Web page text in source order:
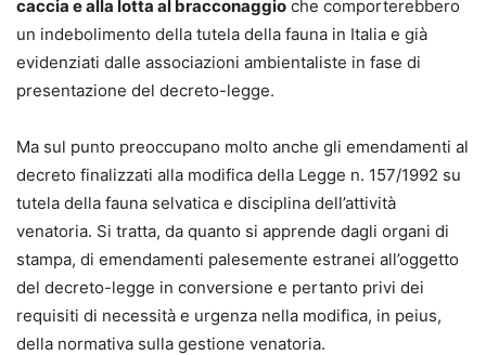
caccia e alla lotta al bracconaggio che comporterebbero
un indebolimento della tutela della fauna in Italia e già
evidenziati dalle associazioni ambientaliste in fase di
presentazione del decreto-legge.
Ma sul punto preoccupano molto anche gli emendamenti al
decreto finalizzati alla modifica della Legge n. 157/1992 su
tutela della fauna selvatica e disciplina dell’attività
venatoria. Si tratta, da quanto si apprende dagli organi di
stampa, di emendamenti palesemente estranei all’oggetto
del decreto-legge in conversione e pertanto privi dei
requisiti di necessità e urgenza nella modifica, in peius,
della normativa sulla gestione venatoria.